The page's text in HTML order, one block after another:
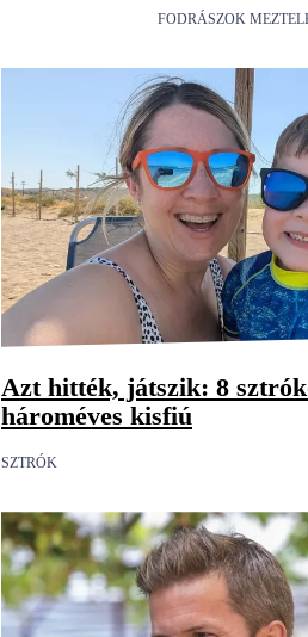
FODRÁSZOK
Azt hitték, játszik: 8
hároméves kisfiú
SZTRÓK